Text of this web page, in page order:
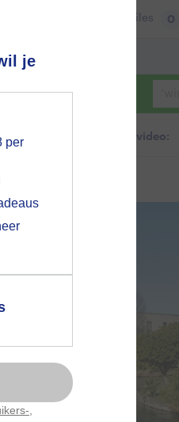
je
per
Files 0
Zoeken in foto & video:
voor
hebt
up uit